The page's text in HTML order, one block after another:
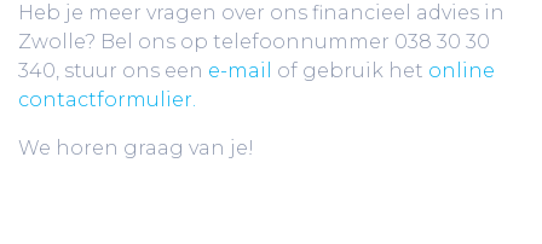
Heb je meer vragen over ons financieel advies in
Zwolle? Bel ons op telefoonnummer 038 30 30
340, stuur ons een e-mail of gebruik het online
contactformulier.
We horen graag van je!